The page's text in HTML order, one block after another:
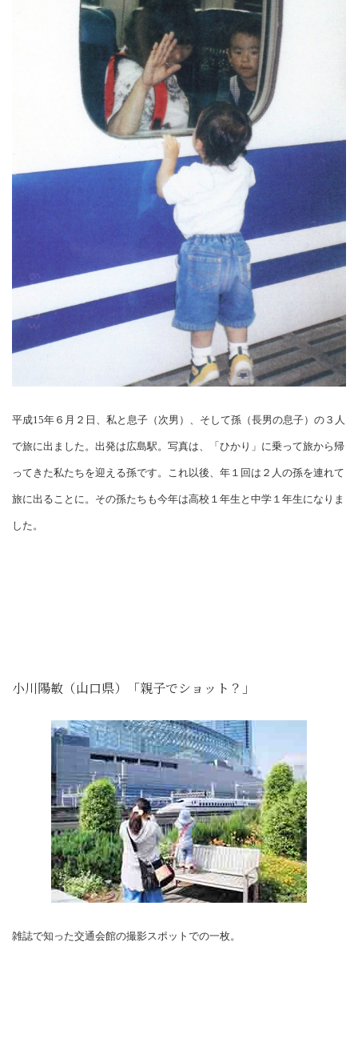
平成15年６月２日、私と息子（次男）、そして孫（長男の息子）の３人
で旅に出ました。出発は広島駅。写真は、「ひかり」に乗って旅から帰
ってきた私たちを迎える孫です。これ以後、年１回は２人の孫を連れて
旅に出ることに。その孫たちも今年は高校１年生と中学１年生になりま
した。
小川陽敏（山口県）「親子でショット？」
雑誌で知った交通会館の撮影スポットでの一枚。